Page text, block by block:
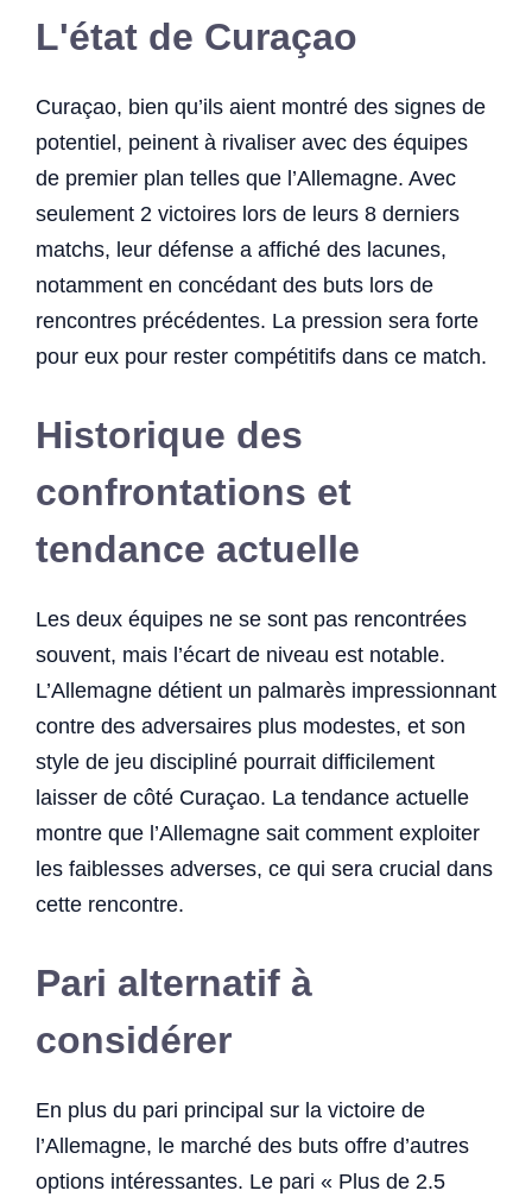
L'état de Curaçao
Curaçao, bien qu’ils aient montré des signes de
potentiel, peinent à rivaliser avec des équipes
de premier plan telles que l’Allemagne. Avec
seulement 2 victoires lors de leurs 8 derniers
matchs, leur défense a affiché des lacunes,
notamment en concédant des buts lors de
rencontres précédentes. La pression sera forte
pour eux pour rester compétitifs dans ce match.
Historique des
confrontations et
tendance actuelle
Les deux équipes ne se sont pas rencontrées
souvent, mais l’écart de niveau est notable.
L’Allemagne détient un palmarès impressionnant
contre des adversaires plus modestes, et son
style de jeu discipliné pourrait difficilement
laisser de côté Curaçao. La tendance actuelle
montre que l’Allemagne sait comment exploiter
les faiblesses adverses, ce qui sera crucial dans
cette rencontre.
Pari alternatif à
considérer
En plus du pari principal sur la victoire de
l’Allemagne, le marché des buts offre d’autres
options intéressantes. Le pari « Plus de 2.5